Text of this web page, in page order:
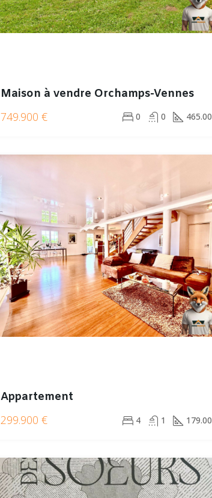
Maison à vendre Orchamps-Vennes
749.900 €
0 0 465.00
Appartement
299.900 €
4 1 179.00